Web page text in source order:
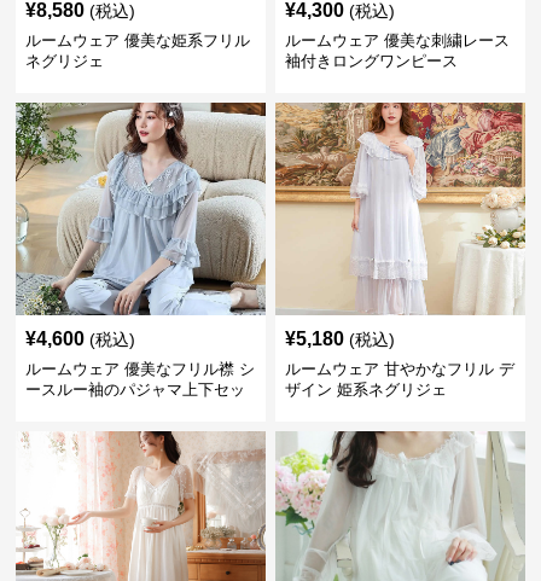
¥8,580 (税込)
ルームウェア 優美な姫系フリル
ネグリジェ
¥4,300 (税込)
ルームウェア 優美な刺繍レース
袖付きロングワンピース
¥4,600 (税込)
ルームウェア 優美なフリル襟 シ
ースルー袖のパジャマ上下セッ
¥5,180 (税込)
ルームウェア 甘やかなフリル デ
ザイン 姫系ネグリジェ